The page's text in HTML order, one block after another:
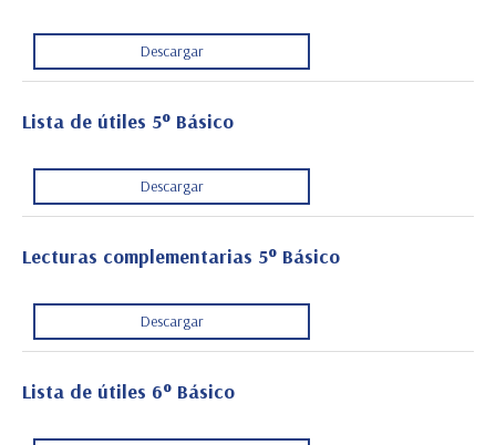
Descargar
Lista de útiles 5° Básico
Descargar
Lecturas complementarias 5° Básico
Descargar
Lista de útiles 6° Básico